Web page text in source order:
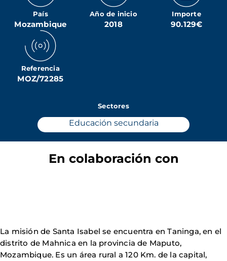
País
Mozambique
Año de inicio
2018
Importe
90.129€
Referencia
MOZ/72285
Sectores
Educación secundaria
En colaboración con
La misión de Santa Isabel se encuentra en Taninga, en el
distrito de Mahnica en la provincia de Maputo,
Mozambique. Es un área rural a 120 Km. de la capital,